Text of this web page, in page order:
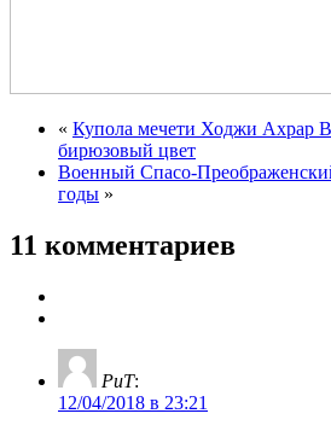
« Купола мечети Ходжи Ахрар
бирюзовый цвет
Военный Спасо-
годы »
11 комментариев
РиТ:
12/04/2018 в 23:21